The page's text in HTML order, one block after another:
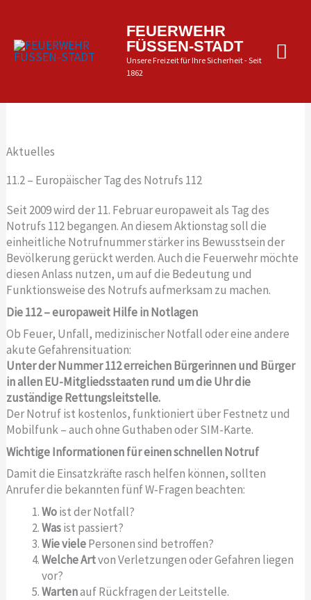
springen
FEUERWEHR
FÜSSEN-STADT
Unsere Freizeit für Ihre Sicherheit - Seit
1862
Aktuelles
11.2 – Europäischer Tag des Notrufs 112
Seit 2009 wird der 11. Februar europaweit als Tag des
Notrufs 112 begangen. An diesem Aktionstag soll die
einheitliche Notrufnummer stärker ins Bewusstsein der
Bevölkerung gerückt werden. Auch die Feuerwehr möchte
diesen Anlass nutzen, um auf die Bedeutung und
Funktionsweise des Notrufs aufmerksam zu machen.
Die 112 – europaweit Hilfe in Notlagen
Ob Feuer, Unfall, medizinischer Notfall oder eine andere
akute Gefahrensituation:
Unter der Nummer 112 erreichen Bürgerinnen und Bürger
in allen EU-Mitgliedsstaaten rund um die Uhr die
zuständige Rettungsleitstelle.
Der Notruf ist kostenlos, funktioniert über Festnetz und
Mobilfunk – auch ohne Guthaben oder SIM-Karte.
Wichtige Informationen für einen schnellen Notruf
Damit die Einsatzkräfte rasch helfen können, sollten
Anrufer die bekannten fünf W‑Fragen beachten:
Woist der Notfall?
Wasist passiert?
Wie vielePersonen sind betroffen?
Welche Artvon Verletzungen oder Gefahren liegen
vor?
Wartenauf Rückfragen der Leitstelle.